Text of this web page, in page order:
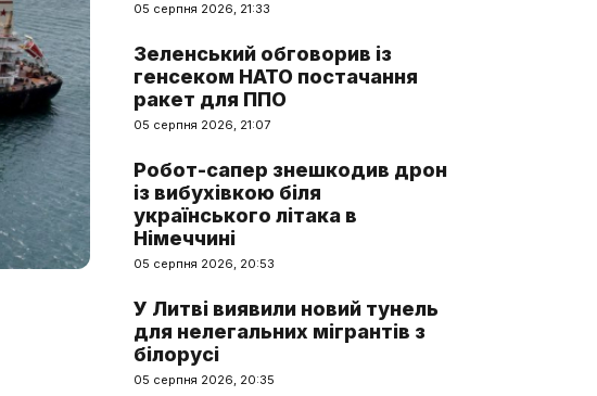
05 серпня 2026, 21:33
Зеленський обговорив із
генсеком НАТО постачання
ракет для ППО
05 серпня 2026, 21:07
Робот-сапер знешкодив дрон
із вибухівкою біля
українського літака в
Німеччині
05 серпня 2026, 20:53
У Литві виявили новий тунель
для нелегальних мігрантів з
білорусі
05 серпня 2026, 20:35